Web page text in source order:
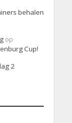
behalen
op
Cup!
2